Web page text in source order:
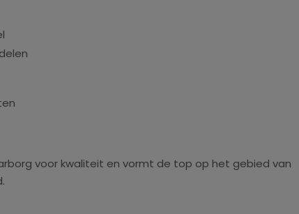
voor kwaliteit en vormt de top op het gebied van